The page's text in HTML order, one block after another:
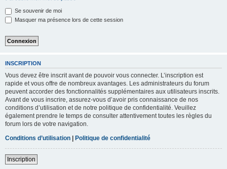
Se souvenir de moi
Masquer ma présence lors de cette session
INSCRIPTION
Vous devez être inscrit avant de pouvoir vous connecter. L’inscription est
rapide et vous offre de nombreux avantages. Les administrateurs du forum
peuvent accorder des fonctionnalités supplémentaires aux utilisateurs inscrits.
Avant de vous inscrire, assurez-vous d’avoir pris connaissance de nos
conditions d’utilisation et de notre politique de confidentialité. Veuillez
également prendre le temps de consulter attentivement toutes les règles du
forum lors de votre navigation.
Conditions d’utilisation | Politique de confidentialité
Inscription